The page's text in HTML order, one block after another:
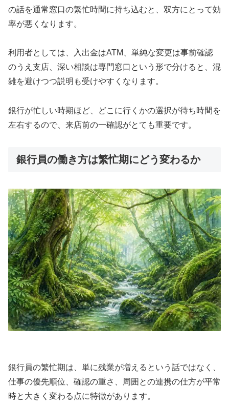
の話を通常窓口の繁忙時間に持ち込むと、双方にとって効
率が悪くなります。
利用者としては、入出金はATM、単純な変更は事前確認
のうえ支店、深い相談は専門窓口という形で分けると、混
雑を避けつつ説明も受けやすくなります。
銀行が忙しい時期ほど、どこに行くかの選択が待ち時間を
左右するので、来店前の一確認がとても重要です。
銀行員の働き方は繁忙期にどう変わるか
銀行員の繁忙期は、単に残業が増えるという話ではなく、
仕事の優先順位、確認の重さ、周囲との連携の仕方が平常
時と大きく変わる点に特徴があります。